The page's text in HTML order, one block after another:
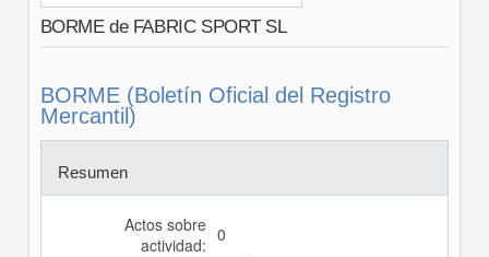
BORME de FABRIC SPORT SL
BORME (Boletín Oficial del Registro
Mercantil)
Resumen
Actos sobre
actividad: 0